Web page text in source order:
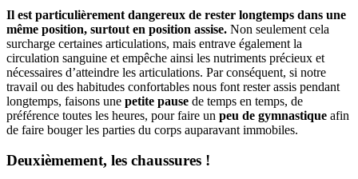
Il est particulièrement dangereux de rester longtemps dans une
même position, surtout en position assise. Non seulement cela
surcharge certaines articulations, mais entrave également la
circulation sanguine et empêche ainsi les nutriments précieux et
nécessaires d’atteindre les articulations. Par conséquent, si notre
travail ou des habitudes confortables nous font rester assis pendant
longtemps, faisons une petite pause de temps en temps, de
préférence toutes les heures, pour faire un peu de gymnastique afin
de faire bouger les parties du corps auparavant immobiles.
Deuxièmement, les chaussures !